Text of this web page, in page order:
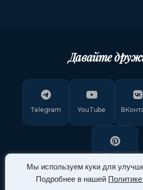
Мы используем куки для
Подробнее в нашей
Давайте
Telegram YouTube
Pinterest